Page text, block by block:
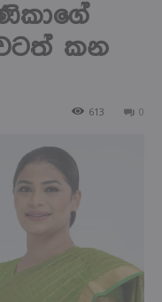
කන
0
613